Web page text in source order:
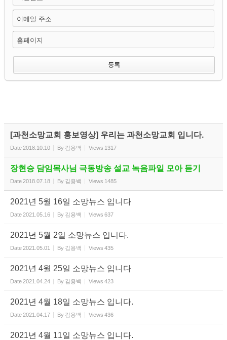
이메일 주소
홈페이지
[과천소망교회 홍보영상] 우리는 과천소망교회 입니다.
Date2018.10.10 By 김용백 Views 1317
장현승 담임목사님 극동방송 설교 녹음파일 모아 듣기
Date2018.07.18 By 김용백 Views 1485
2021년 5월 16일 소망뉴스 입니다
Date2021.05.16 By 김용백 Views 637
2021년 5월 2일 소망뉴스 입니다.
Date2021.05.01 By 김용백 Views 435
2021년 4월 25일 소망뉴스 입니다
Date2021.04.24 By 김용백 Views 423
2021년 4월 18일 소망뉴스 입니다.
Date2021.04.17 By 김용백 Views 436
2021년 4월 11일 소망뉴스 입니다.